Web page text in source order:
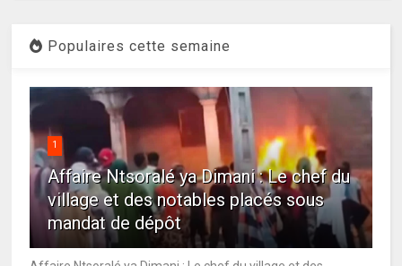
Populaires cette semaine
1
Affaire Ntsoralé ya Dimani : Le chef du
village et des notables placés sous
mandat de dépôt